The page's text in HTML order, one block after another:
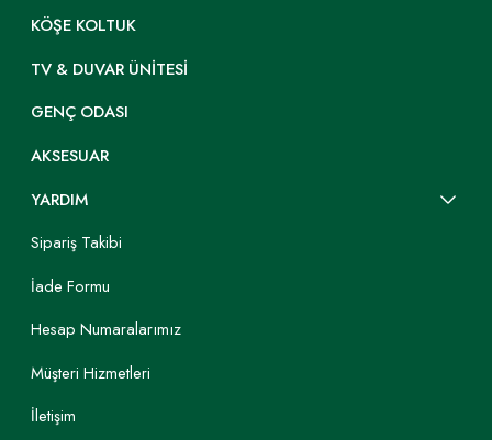
KÖŞE KOLTUK
TV & DUVAR ÜNITESI
GENÇ ODASI
AKSESUAR
YARDIM
Sipariş Takibi
İade Formu
Hesap Numaralarımız
Müşteri Hizmetleri
İletişim